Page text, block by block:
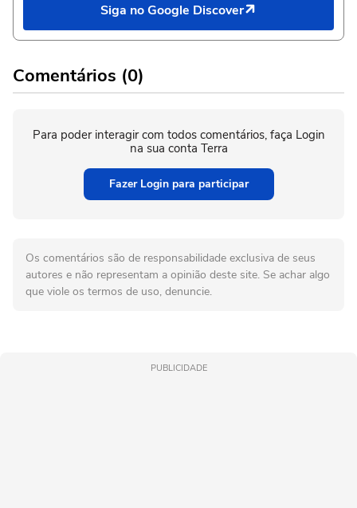
Siga no Google Discover
Comentários (0)
Para poder interagir com todos comentários, faça Login
na sua conta Terra
Fazer Login para participar
Os comentários são de responsabilidade exclusiva de seus
autores e não representam a opinião deste site. Se achar algo
que viole os termos de uso, denuncie.
PUBLICIDADE